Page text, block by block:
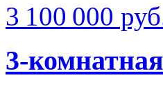
3 100 000
3-